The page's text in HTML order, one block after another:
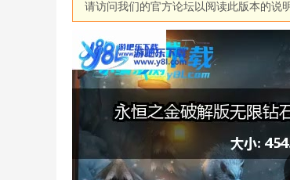
请访问我们的官方论坛以阅读此版本的